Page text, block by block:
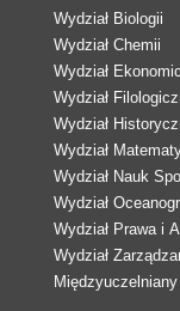
Wydział Biologii
Wydział Chemii
Wydział
Wydział
Wydział
Wydział
Wydział Nauk
Wydział
Wydział Prawa i
Wydział